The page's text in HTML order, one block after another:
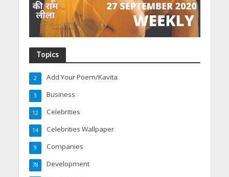
Topics
Add Your Poem/Kavita
2
Business
3
Celebrities
12
Celebrities Wallpaper
14
Companies
9
Development
78